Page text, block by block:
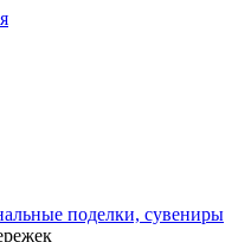
поделки, сувениры